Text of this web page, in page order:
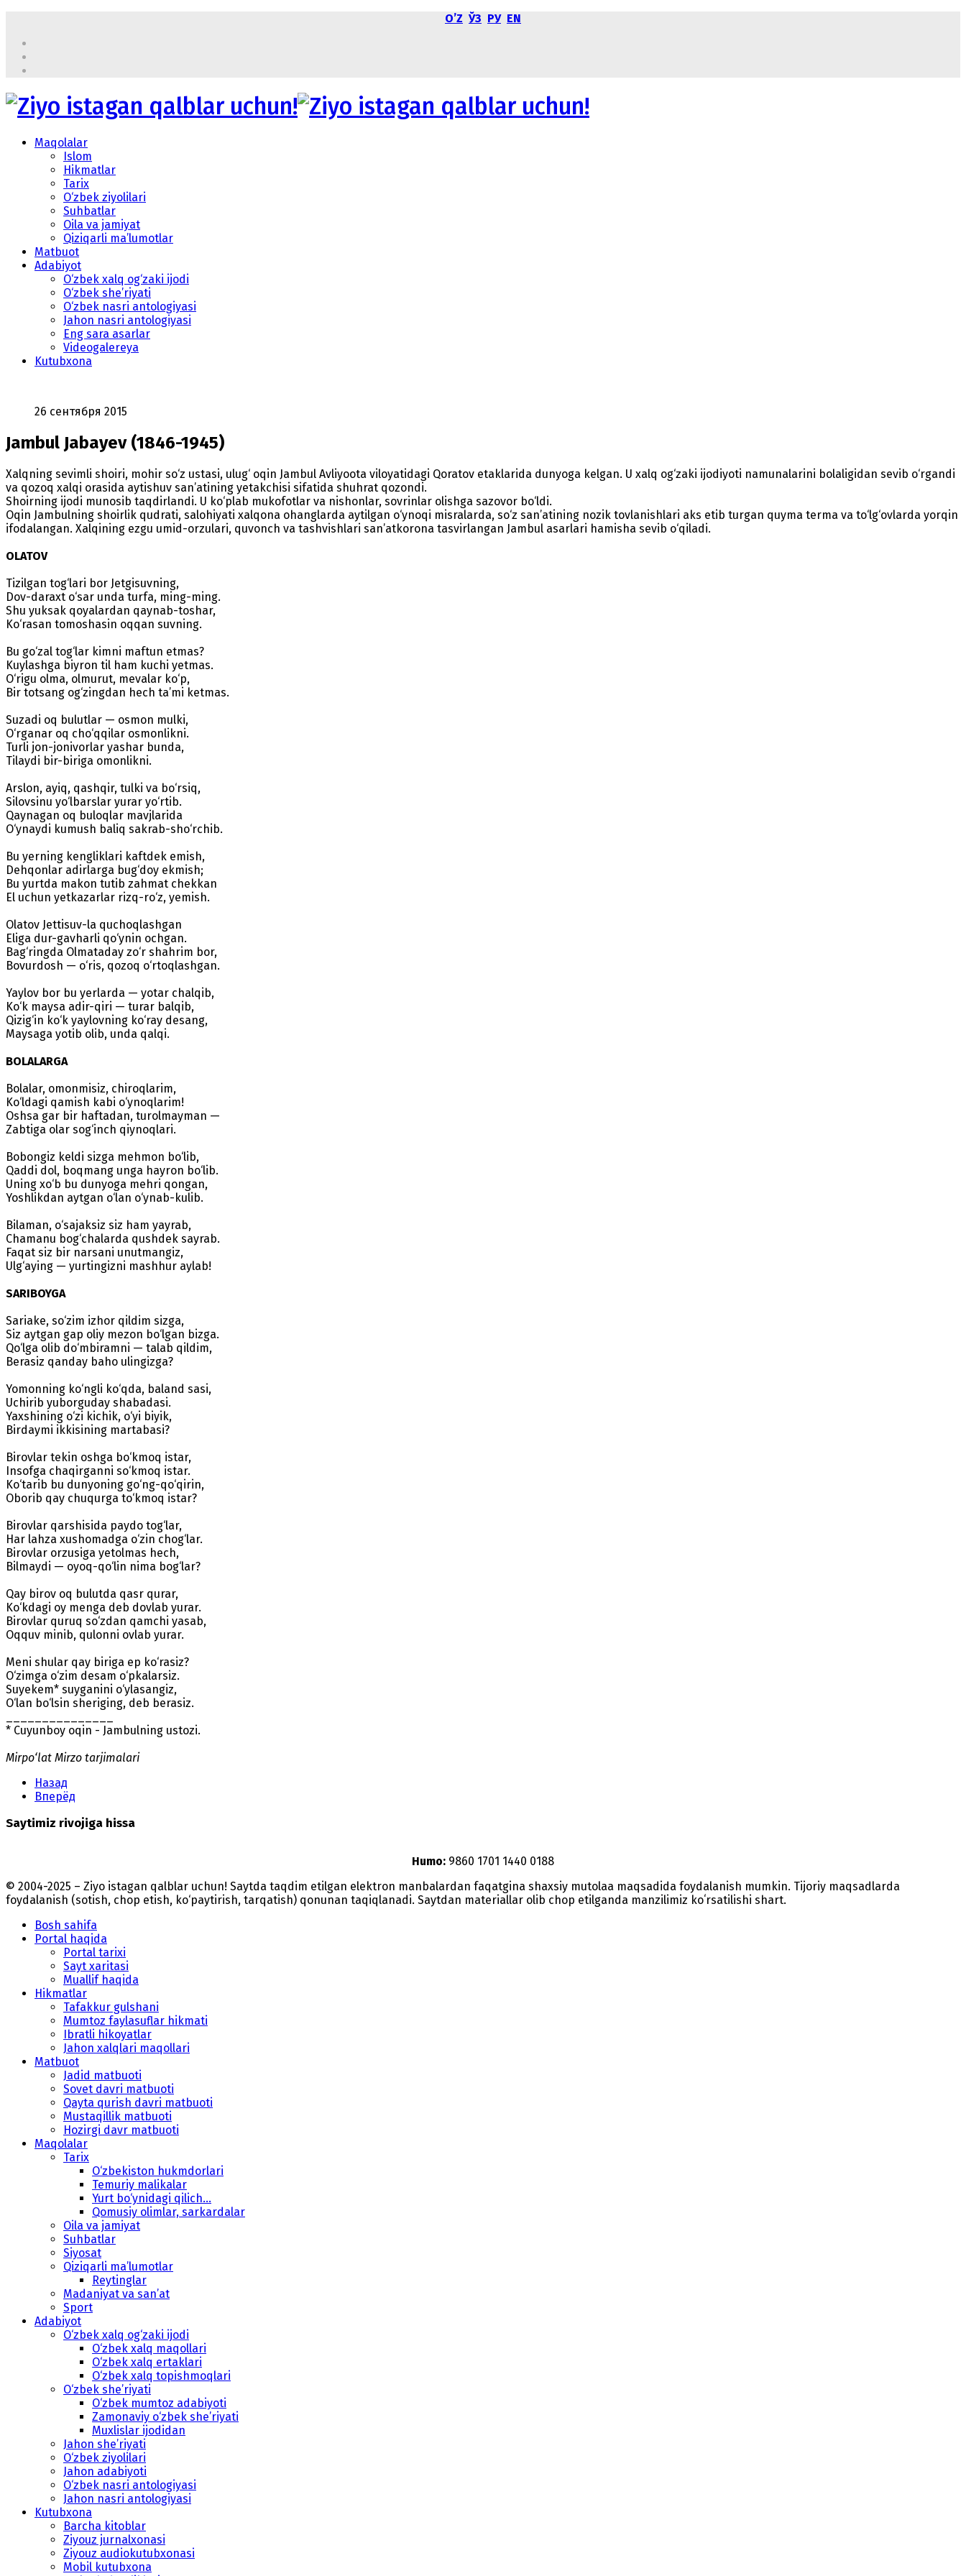
OʼZ ЎЗ РУ EN
Maqolalar
Islom
Hikmatlar
Tarix
O‘zbek ziyolilari
Suhbatlar
Oila va jamiyat
Qiziqarli ma’lumotlar
Matbuot
Adabiyot
O‘zbek xalq og‘zaki ijodi
O‘zbek she’riyati
O‘zbek nasri antologiyasi
Jahon nasri antologiyasi
Eng sara asarlar
Videogalereya
Kutubxona
26 сентября 2015
Jambul Jabayev (1846-1945)
Xalqning sevimli shoiri, mohir so‘z ustasi, ulug‘ oqin Jambul Avliyoota viloyatidagi Qoratov etaklarida dunyoga kelgan. U xalq og‘zaki ijodiyoti namunalarini bolaligidan sevib o‘rgandi
va qozoq xalqi orasida aytishuv san’atining yetakchisi sifatida shuhrat qozondi.
Shoirning ijodi munosib taqdirlandi. U ko‘plab mukofotlar va nishonlar, sovrinlar olishga sazovor bo‘ldi.
Oqin Jambulning shoirlik qudrati, salohiyati xalqona ohanglarda aytilgan o‘ynoqi misralarda, so‘z san’atining nozik tovlanishlari aks etib turgan quyma terma va to‘lg‘ovlarda yorqin
ifodalangan. Xalqining ezgu umid-orzulari, quvonch va tashvishlari san’atkorona tasvirlangan Jambul asarlari hamisha sevib o‘qiladi.
OLATOV
Tizilgan tog‘lari bor Jetgisuvning,
Dov-daraxt o‘sar unda turfa, ming-ming.
Shu yuksak qoyalardan qaynab-toshar,
Ko‘rasan tomoshasin oqqan suvning.
Bu go‘zal tog‘lar kimni maftun etmas?
Kuylashga biyron til ham kuchi yetmas.
O‘rigu olma, olmurut, mevalar ko‘p,
Bir totsang og‘zingdan hech ta’mi ketmas.
Suzadi oq bulutlar — osmon mulki,
O‘rganar oq cho‘qqilar osmonlikni.
Turli jon-jonivorlar yashar bunda,
Tilaydi bir-biriga omonlikni.
Arslon, ayiq, qashqir, tulki va bo‘rsiq,
Silovsinu yo‘lbarslar yurar yo‘rtib.
Qaynagan oq buloqlar mavjlarida
O‘ynaydi kumush baliq sakrab-sho‘rchib.
Bu yerning kengliklari kaftdek emish,
Dehqonlar adirlarga bug‘doy ekmish;
Bu yurtda makon tutib zahmat chekkan
El uchun yetkazarlar rizq-ro‘z, yemish.
Olatov Jettisuv-la quchoqlashgan
Eliga dur-gavharli qo‘ynin ochgan.
Bag‘ringda Olmataday zo‘r shahrim bor,
Bovurdosh — o‘ris, qozoq o‘rtoqlashgan.
Yaylov bor bu yerlarda — yotar chalqib,
Ko‘k maysa adir-qiri — turar balqib,
Qizig‘in ko‘k yaylovning ko‘ray desang,
Maysaga yotib olib, unda qalqi.
BOLALARGA
Bolalar, omonmisiz, chiroqlarim,
Ko‘ldagi qamish kabi o‘ynoqlarim!
Oshsa gar bir haftadan, turolmayman —
Zabtiga olar sog‘inch qiynoqlari.
Bobongiz keldi sizga mehmon bo‘lib,
Qaddi dol, boqmang unga hayron bo‘lib.
Uning xo‘b bu dunyoga mehri qongan,
Yoshlikdan aytgan o‘lan o‘ynab-kulib.
Bilaman, o‘sajaksiz siz ham yayrab,
Chamanu bog‘chalarda qushdek sayrab.
Faqat siz bir narsani unutmangiz,
Ulg‘aying — yurtingizni mashhur aylab!
SARIBOYGA
Sariake, so‘zim izhor qildim sizga,
Siz aytgan gap oliy mezon bo‘lgan bizga.
Qo‘lga olib do‘mbiramni — talab qildim,
Berasiz qanday baho ulingizga?
Yomonning ko‘ngli ko‘qda, baland sasi,
Uchirib yuborguday shabadasi.
Yaxshining o‘zi kichik, o‘yi biyik,
Birdaymi ikkisining martabasi?
Birovlar tekin oshga bo‘kmoq istar,
Insofga chaqirganni so‘kmoq istar.
Ko‘tarib bu dunyoning go‘ng-qo‘qirin,
Oborib qay chuqurga to‘kmoq istar?
Birovlar qarshisida paydo tog‘lar,
Har lahza xushomadga o‘zin chog‘lar.
Birovlar orzusiga yetolmas hech,
Bilmaydi — oyoq-qo‘lin nima bog‘lar?
Qay birov oq bulutda qasr qurar,
Ko‘kdagi oy menga deb dovlab yurar.
Birovlar quruq so‘zdan qamchi yasab,
Oqquv minib, qulonni ovlab yurar.
Meni shular qay biriga ep ko‘rasiz?
O‘zimga o‘zim desam o‘pkalarsiz.
Suyekem* suyganini o‘ylasangiz,
O‘lan bo‘lsin sheriging, deb berasiz.
* Cuyunboy oqin - Jambulning ustozi.
Mirpo‘lat Mirzo tarjimalari
Назад
Вперёд
Saytimiz rivojiga hissa
Humo: 9860 1701 1440 0188
© 2004-2025 – Ziyo istagan qalblar uchun! Saytda taqdim etilgan elektron manbalardan faqatgina shaxsiy mutolaa maqsadida foydalanish mumkin. Tijoriy maqsadlarda
foydalanish (sotish, chop etish, ko‘paytirish, tarqatish) qonunan taqiqlanadi. Saytdan materiallar olib chop etilganda manzilimiz koʻrsatilishi shart.
Bosh sahifa
Portal haqida
Portal tarixi
Sayt xaritasi
Muallif haqida
Hikmatlar
Tafakkur gulshani
Mumtoz faylasuflar hikmati
Ibratli hikoyatlar
Jahon xalqlari maqollari
Matbuot
Jadid matbuoti
Sovet davri matbuoti
Qayta qurish davri matbuoti
Mustaqillik matbuoti
Hozirgi davr matbuoti
Maqolalar
Tarix
O‘zbekiston hukmdorlari
Temuriy malikalar
Yurt bo‘ynidagi qilich...
Qomusiy olimlar, sarkardalar
Oila va jamiyat
Suhbatlar
Siyosat
Qiziqarli ma’lumotlar
Reytinglar
Madaniyat va san’at
Sport
Adabiyot
O‘zbek xalq og‘zaki ijodi
O‘zbek xalq maqollari
O‘zbek xalq ertaklari
O‘zbek xalq topishmoqlari
O‘zbek she’riyati
O‘zbek mumtoz adabiyoti
Zamonaviy o‘zbek she’riyati
Muxlislar ijodidan
Jahon she’riyati
O‘zbek ziyolilari
Jahon adabiyoti
O‘zbek nasri antologiyasi
Jahon nasri antologiyasi
Kutubxona
Barcha kitoblar
Ziyouz jurnalxonasi
Ziyouz audiokutubxonasi
Mobil kutubxona